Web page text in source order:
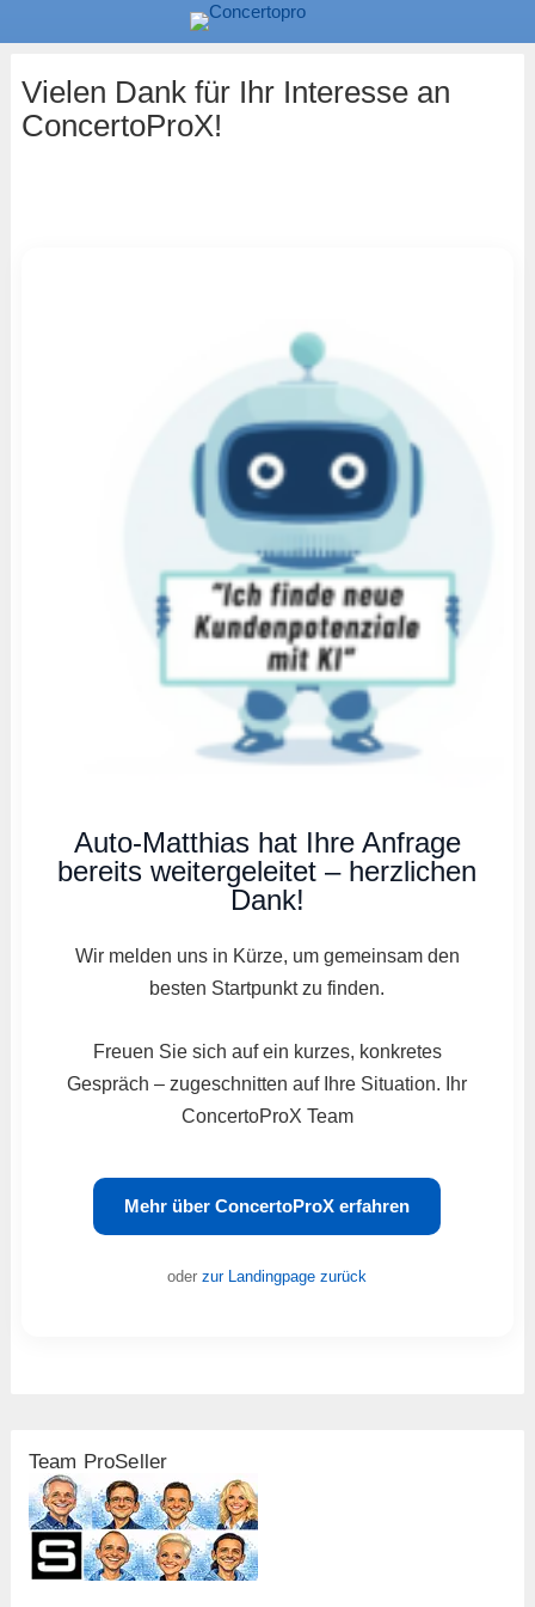
Vielen Dank für Ihr Interesse an
ConcertoProX!
Auto-Matthias hat Ihre Anfrage
bereits weitergeleitet – herzlichen
Dank!
Wir melden uns in Kürze, um gemeinsam den
besten Startpunkt zu finden.
Freuen Sie sich auf ein kurzes, konkretes
Gespräch – zugeschnitten auf Ihre Situation. Ihr
ConcertoProX Team
Mehr über ConcertoProX erfahren
oderzur Landingpage zurück
Team ProSeller